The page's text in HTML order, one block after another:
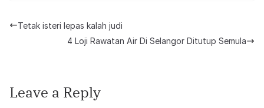
Tetak isteri lepas kalah judi
4 Loji Rawatan Air Di Selangor Ditutup Semula
Leave a Reply